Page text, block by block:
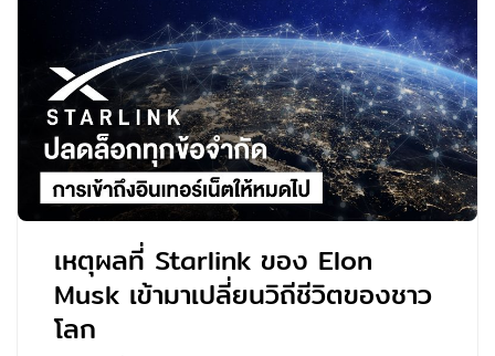
เหตุผลที่ Starlink ของ Elon
Musk เข้ามาเปลี่ยนวิถีชีวิตของชาว
โลก